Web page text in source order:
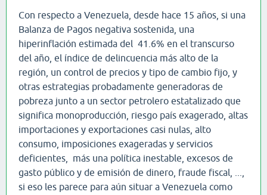
Con respecto a Venezuela, desde hace 15 años, si una
Balanza de Pagos negativa sostenida, una
hiperinflación estimada del 41.6% en el transcurso
del año, el índice de delincuencia más alto de la
región, un control de precios y tipo de cambio fijo, y
otras estrategias probadamente generadoras de
pobreza junto a un sector petrolero estatalizado que
significa monoproducción, riesgo país exagerado, altas
importaciones y exportaciones casi nulas, alto
consumo, imposiciones exageradas y servicios
deficientes, más una política inestable, excesos de
gasto público y de emisión de dinero, fraude fiscal, ...,
si eso les parece para aún situar a Venezuela como